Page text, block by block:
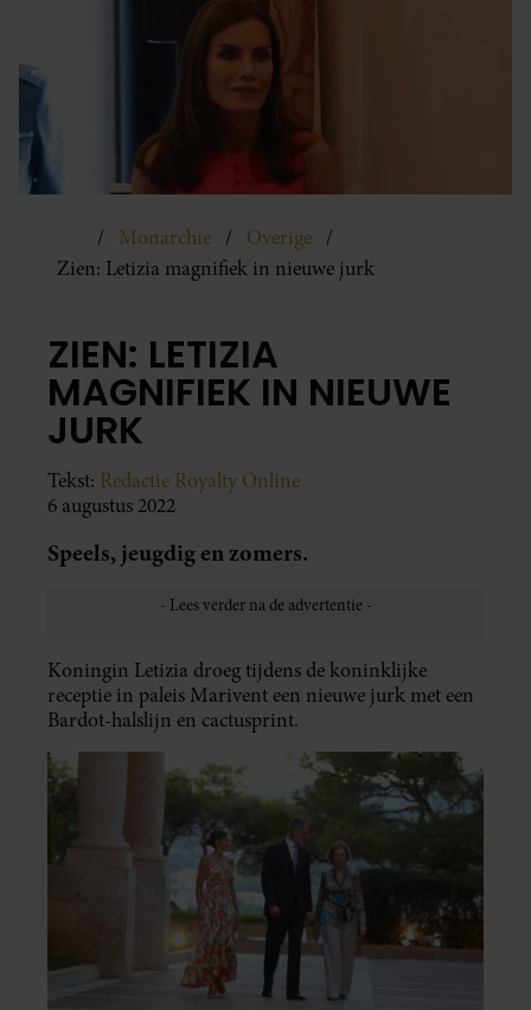
Monarchie
Overige
Zien: Letizia magnifiek in nieuwe jurk
ZIEN: LETIZIA
MAGNIFIEK IN NIEUWE
JURK
Tekst: Redactie Royalty Online
6 augustus 2022
Speels, jeugdig en zomers.
Koningin Letizia droeg tijdens de koninklijke
receptie in paleis Marivent een nieuwe jurk met een
Bardot-halslijn en cactusprint.